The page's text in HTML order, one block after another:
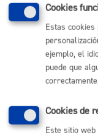
jubilación o
incapacidad
titular y a
del/la
viudo/a o
forzosos/as
Cookies
Estas
ejemplo, el
puede que
Cookies de
Este sitio